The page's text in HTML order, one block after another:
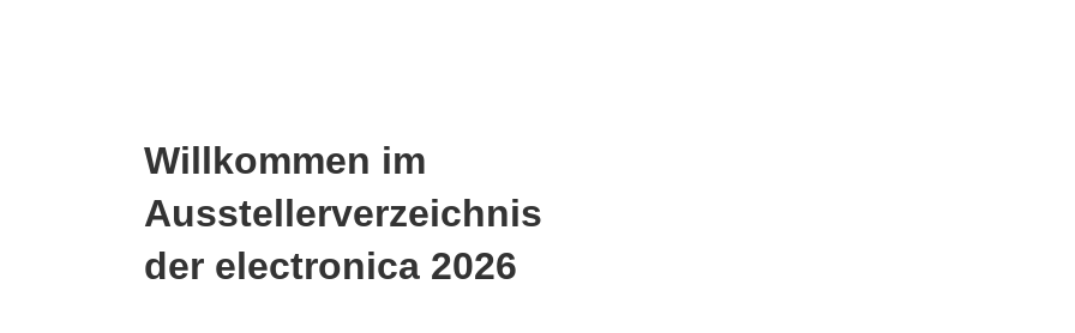
Willkommen im
Ausstellerverzeichnis
der electronica 2026